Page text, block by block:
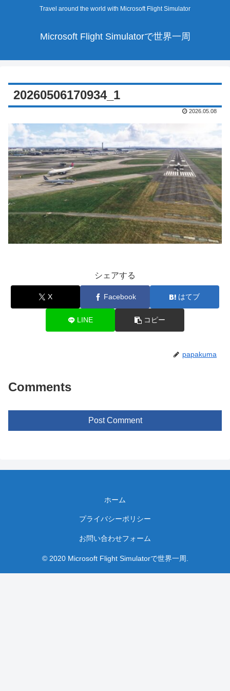
Travel around the world with Microsoft Flight Simulator
Microsoft Flight Simulatorで世界一周
20260506170934_1
2026.05.08
シェアする
X Facebook はてブ
LINE コピー
papakuma
Comments
Post Comment
ホーム
プライバシーポリシー
お問い合わせフォーム
© 2020 Microsoft Flight Simulatorで世界一周.